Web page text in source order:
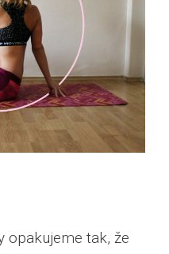
opakujeme tak, že